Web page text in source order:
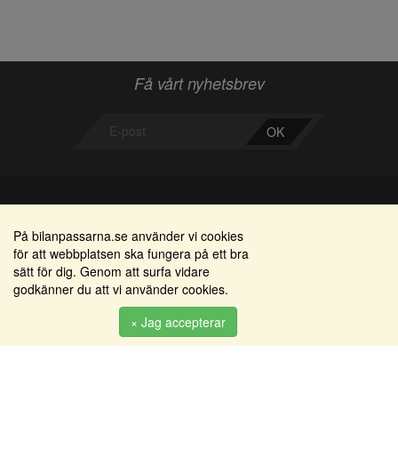
Få vårt nyhetsbrev
OK
Bilanpassarna
Smedjegatan 22
352 46 Växjö
info@bilanpassarna.se
Områden
Alkomätare / alkolås
Elprodukter
Serviceinredningar
Tillbehörs artiklar
På bilanpassarna.se använder vi cookies
för att webbplatsen ska fungera på ett bra
sätt för dig. Genom att surfa vidare
godkänner du att vi använder cookies.
× Jag accepterar